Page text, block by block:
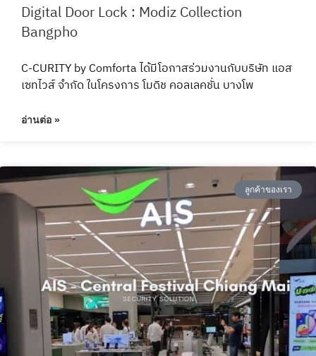
Digital Door Lock : Modiz Collection
Bangpho
C-CURITY by Comforta ได้มีโอกาสร่วมงานกับบริษัท แอส
เซทไวส์ จำกัด ในโครงการ โมดิช คอลเลคชั่น บางโพ
อ่านต่อ »
ลูกค้าของเรา